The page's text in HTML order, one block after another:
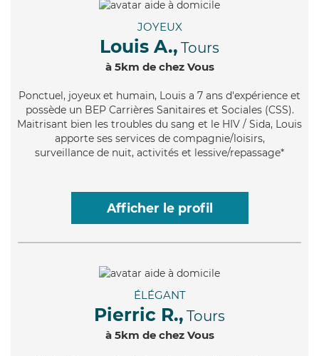
JOYEUX
Louis A., Tours
à 5km de chez Vous
Ponctuel , joyeux et humain, Louis a 7 ans d'expérience et
possède un BEP Carrières Sanitaires et Sociales (CSS).
Maitrisant bien les troubles du sang et le HIV / Sida, Louis
apporte ses services de compagnie/loisirs,
surveillance de nuit, activités et lessive/repassage*
Afficher le profil
ÉLÉGANT
Pierric R., Tours
à 5km de chez Vous